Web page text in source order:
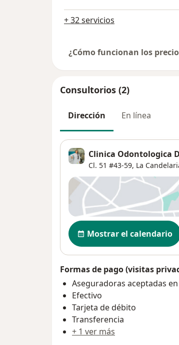
+ 32 servicios
¿Cómo funcionan los
Consultorios (2)
Dirección En línea
Clinica Odontologica
Cl. 51 #43-59, La
Disponibilidad
Mostrar el calendario
Formas de pago (visitas
Aseguradoras aceptadas
Efectivo
Tarjeta de débito
Transferencia
+ 1 ver más